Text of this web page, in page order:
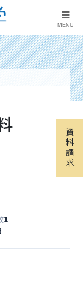
≡
MENU
資
料
請
求
1